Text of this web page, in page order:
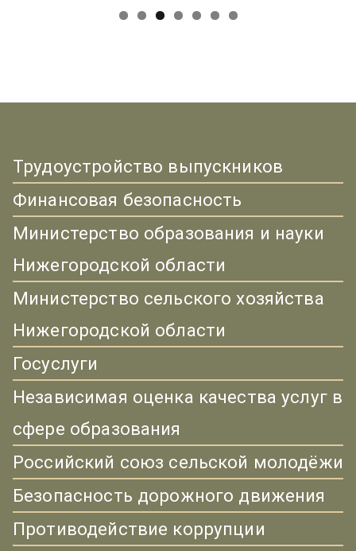
Трудоустройство выпускников
Финансовая безопасность
Министерство образования и науки
Нижегородской области
Министерство сельского хозяйства
Нижегородской области
Госуслуги
Независимая оценка качества услуг в
сфере образования
Российский союз сельской молодёжи
Безопасность дорожного движения
Противодействие коррупции